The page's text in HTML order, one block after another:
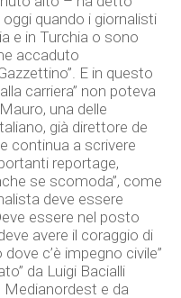
quando i giornalisti
e in Turchia o sono
accaduto
E in questo
carriera” non poteva
una delle
già direttore de
continua a scrivere
reportage,
se scomoda”, come
deve essere
essere nel posto
avere il coraggio di
c’è impegno civile”
da Luigi Bacialli
e da